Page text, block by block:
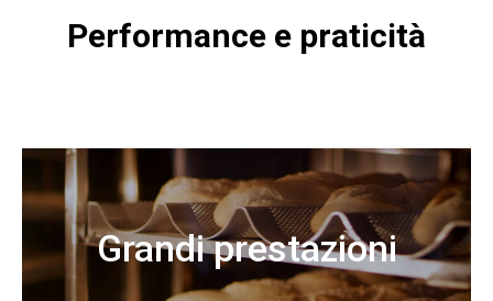
Performance e praticità
Grandi prestazioni